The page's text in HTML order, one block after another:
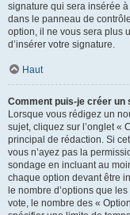
signature qui sera insérée
dans le panneau de
option, il ne vous sera plus
d’insérer votre signature.
Haut
Comment puis-je créer un
Lorsque vous rédigez un
sujet, cliquez sur l’onglet «
principal de rédaction. Si
vous n’ayez pas la
sondage en incluant au
chaque option devant être
le nombre d’options que
vote, le nombre des «